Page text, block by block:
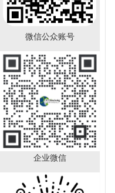
微信公众账号
企业微信
Anti-Bovine IgG
antibody (bs-0326M-
AF555)
￥420.00
已有 30人购买